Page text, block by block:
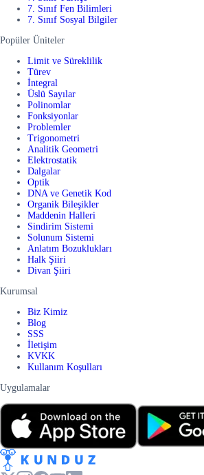
7. Sınıf Fen Bilimleri
7. Sınıf Sosyal Bilgiler
Popüler Üniteler
Limit ve Süreklilik
Türev
İntegral
Üslü Sayılar
Polinomlar
Fonksiyonlar
Problemler
Trigonometri
Analitik Geometri
Elektrostatik
Dalgalar
Optik
DNA ve Genetik Kod
Organik Bileşikler
Maddenin Halleri
Sindirim Sistemi
Solunum Sistemi
Anlatım Bozuklukları
Halk Şiiri
Divan Şiiri
Kurumsal
Biz Kimiz
Blog
SSS
İletişim
KVKK
Kullanım Koşulları
Uygulamalar